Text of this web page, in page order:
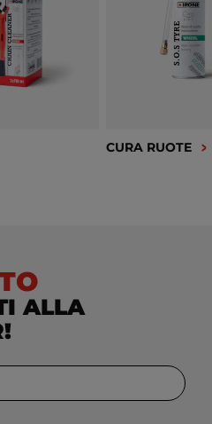
CURA RUOTE
ALLA